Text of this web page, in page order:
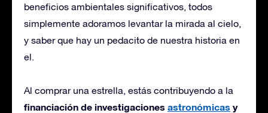
beneficios ambientales significativos, todos
simplemente adoramos levantar la mirada al cielo,
y saber que hay un pedacito de nuestra historia en
el.
Al comprar una estrella, estás contribuyendo a la
financiación de investigaciones astronómicas y